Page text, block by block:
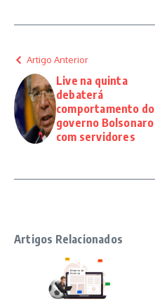
Artigo Anterior
Live na quinta
debaterá
comportamento do
governo Bolsonaro
com servidores
Artigos Relacionados